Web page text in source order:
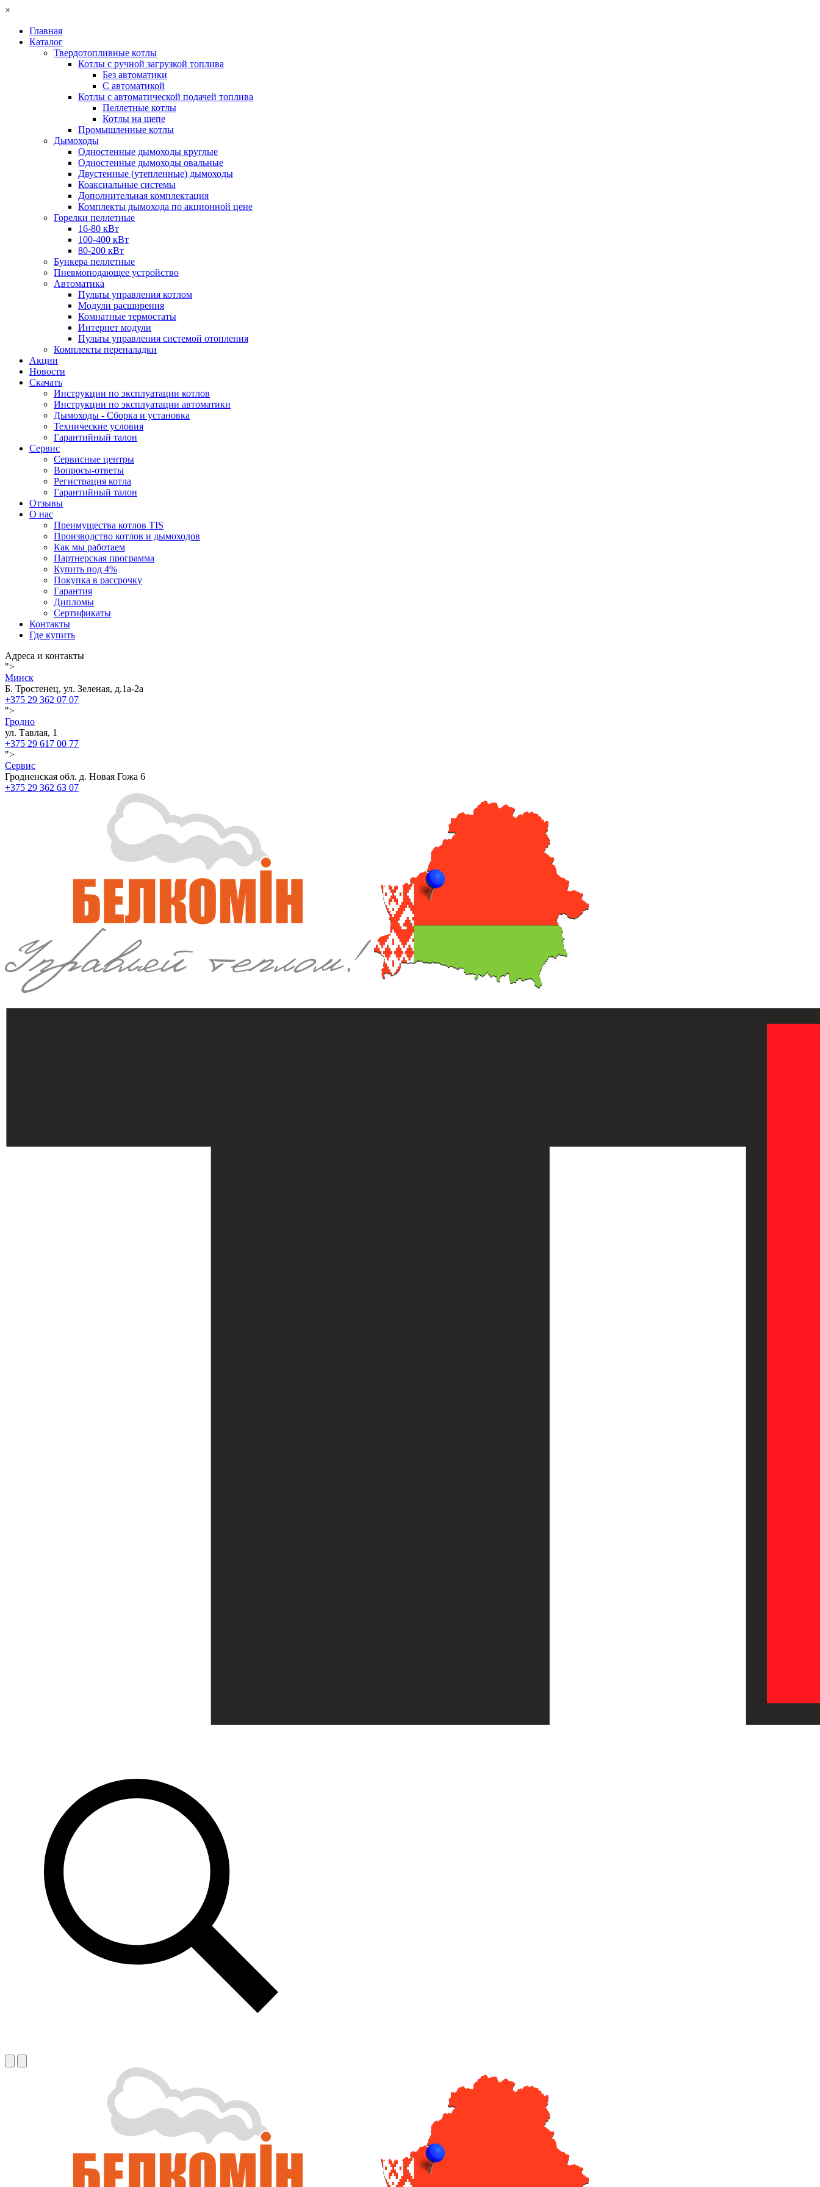
×
Главная
Каталог
Твердотопливные котлы
Котлы с ручной загрузкой топлива
Без автоматики
С автоматикой
Котлы с автоматической подачей топлива
Пеллетные котлы
Котлы на щепе
Промышленные котлы
Дымоходы
Одностенные дымоходы круглые
Одностенные дымоходы овальные
Двустенные (утепленные) дымоходы
Коаксиальные системы
Дополнительная комплектация
Комплекты дымохода по акционной цене
Горелки пеллетные
16-80 кВт
100-400 кВт
80-200 кВт
Бункера пеллетные
Пневмоподающее устройство
Автоматика
Пульты управления котлом
Модули расширения
Комнатные термостаты
Интернет модули
Пульты управления системой отопления
Комплекты переналадки
Акции
Новости
Скачать
Инструкции по эксплуатации котлов
Инструкции по эксплуатации автоматики
Дымоходы - Сборка и установка
Технические условия
Гарантийный талон
Сервис
Сервисные центры
Вопросы-ответы
Регистрация котла
Гарантийный талон
Отзывы
О нас
Преимущества котлов TIS
Производство котлов и дымоходов
Как мы работаем
Партнерская программа
Купить под 4%
Покупка в рассрочку
Гарантия
Дипломы
Сертификаты
Контакты
Где купить
Адреса и контакты
">
Минск
Б. Тростенец, ул. Зеленая, д.1а-2а
+375 29 362 07 07
">
Гродно
ул. Тавлая, 1
+375 29 617 00 77
">
Сервис
Гродненская обл. д. Новая Гожа 6
+375 29 362 63 07